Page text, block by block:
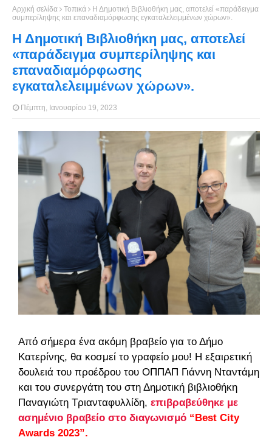
Αρχική σελίδα Τοπικά
Η Δημοτική Βιβλιοθήκη μας, αποτελεί «παράδειγμα
συμπερίληψης και επαναδιαμόρφωσης εγκαταλελειμμένων χώρων».
Η Δημοτική Βιβλιοθήκη μας, αποτελεί
«παράδειγμα συμπερίληψης και
επαναδιαμόρφωσης
εγκαταλελειμμένων χώρων».
Πέμπτη, Ιανουαρίου 19, 2023
Από σήμερα ένα ακόμη βραβείο για το Δήμο
Κατερίνης, θα κοσμεί το γραφείο μου! Η εξαιρετική
δουλειά του προέδρου του ΟΠΠΑΠ Γιάννη Νταντάμη
και του συνεργάτη του στη Δημοτική βιβλιοθήκη
Παναγιώτη Τριανταφυλλίδη, επιβραβεύθηκε με
ασημένιο βραβείο στο διαγωνισμό “Best City
Awards 2023”.